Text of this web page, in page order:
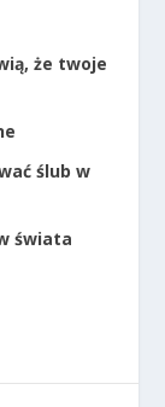
że twoje
ślub w
świata